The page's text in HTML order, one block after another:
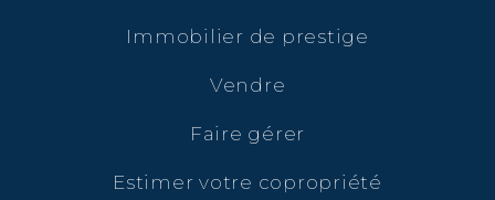
Immobilier de prestige
Vendre
Faire gérer
Estimer votre copropriété